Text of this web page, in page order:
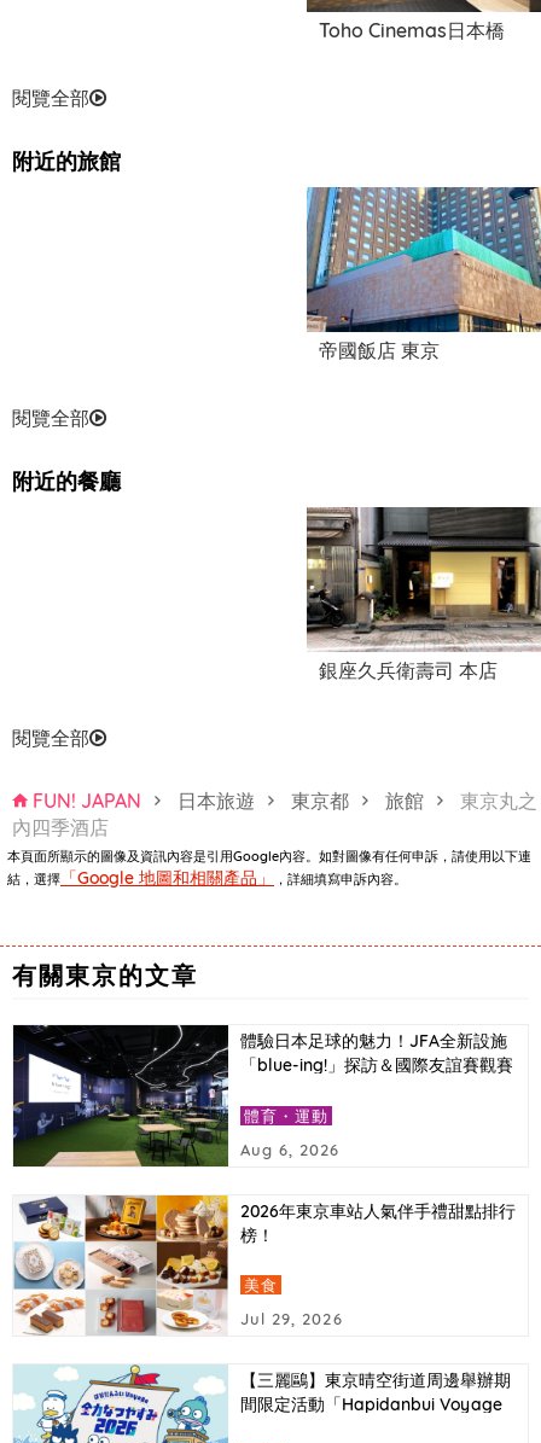
Toho Cinemas日本橋
閱覽全部
附近的旅館
帝國飯店 東京
閱覽全部
附近的餐廳
銀座久兵衛壽司 本店
閱覽全部
FUN! JAPAN 日本旅遊 東京都 旅館
東京丸之
內四季酒店
本頁面所顯示的圖像及資訊內容是引用Google內容。如對圖像有任何申訴，請使用以下連
結，選擇 「Google 地圖和相關產品」 ，詳細填寫申訴內容。
有關東京的文章
體驗日本足球的魅力！JFA全新設施
「blue-ing!」探訪＆國際友誼賽觀賽
體育・運動
Aug 6, 2026
2026年東京車站人氣伴手禮甜點排行
榜！
美食
Jul 29, 2026
【三麗鷗】東京晴空街道周邊舉辦期
間限定活動「Hapidanbui Voyage